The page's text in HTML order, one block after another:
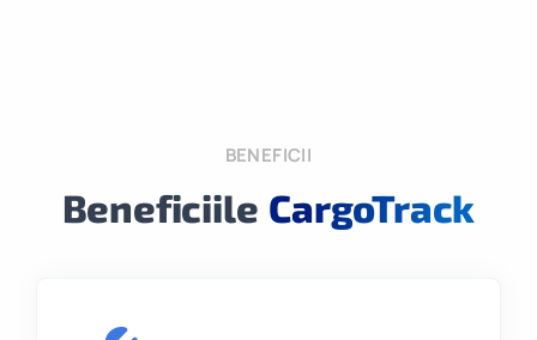
BENEFICII
Beneficiile CargoTrack